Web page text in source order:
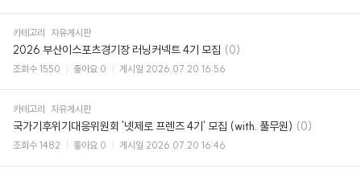
카테고리 자유게시판
2026 부산이스포츠경기장 러닝커넥트 4기 모집 댓
글
(0)
조회수 1550 좋아요 0 게시일 2026.07.20 16:56
카테고리 자유게시판
국가기후위기대응위원회 '넷제로 프렌즈 4기' 모집 (with. 풀무원) 댓
(0)
조회수 1482 좋아요 0 게시일 2026.07.20 16:46